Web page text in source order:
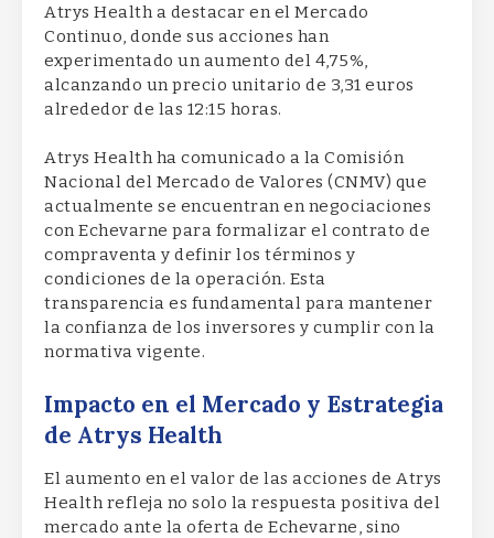
Atrys Health a destacar en el Mercado
Continuo, donde sus acciones han
experimentado un aumento del 4,75%,
alcanzando un precio unitario de 3,31 euros
alrededor de las 12:15 horas.
Atrys Health ha comunicado a la Comisión
Nacional del Mercado de Valores (CNMV) que
actualmente se encuentran en negociaciones
con Echevarne para formalizar el contrato de
compraventa y definir los términos y
condiciones de la operación. Esta
transparencia es fundamental para mantener
la confianza de los inversores y cumplir con la
normativa vigente.
Impacto en el Mercado y Estrategia
de Atrys Health
El aumento en el valor de las acciones de Atrys
Health refleja no solo la respuesta positiva del
mercado ante la oferta de Echevarne, sino